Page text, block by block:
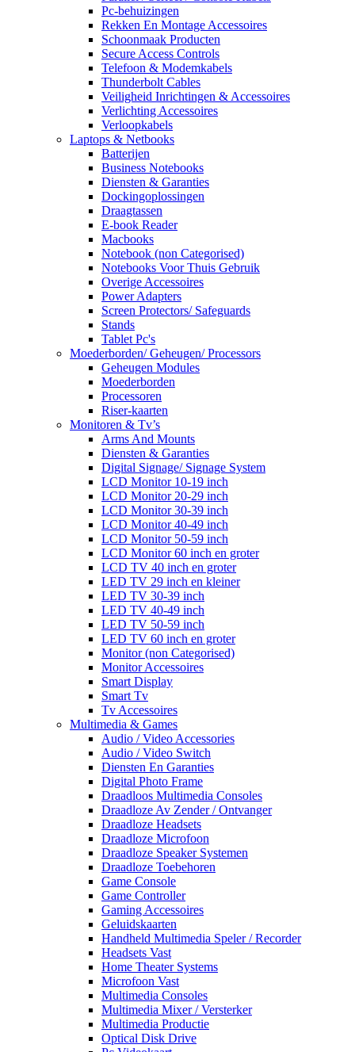
Pc-behuizingen
Rekken En Montage Accessoires
Schoonmaak Producten
Secure Access Controls
Telefoon & Modemkabels
Thunderbolt Cables
Veiligheid Inrichtingen & Accessoires
Verlichting Accessoires
Verloopkabels
Laptops & Netbooks
Batterijen
Business Notebooks
Diensten & Garanties
Dockingoplossingen
Draagtassen
E-book Reader
Macbooks
Notebook (non Categorised)
Notebooks Voor Thuis Gebruik
Overige Accessoires
Power Adapters
Screen Protectors/ Safeguards
Stands
Tablet Pc's
Moederborden/ Geheugen/ Processors
Geheugen Modules
Moederborden
Processoren
Riser-kaarten
Monitoren & Tv’s
Arms And Mounts
Diensten & Garanties
Digital Signage/ Signage System
LCD Monitor 10-19 inch
LCD Monitor 20-29 inch
LCD Monitor 30-39 inch
LCD Monitor 40-49 inch
LCD Monitor 50-59 inch
LCD Monitor 60 inch en groter
LCD TV 40 inch en groter
LED TV 29 inch en kleiner
LED TV 30-39 inch
LED TV 40-49 inch
LED TV 50-59 inch
LED TV 60 inch en groter
Monitor (non Categorised)
Monitor Accessoires
Smart Display
Smart Tv
Tv Accessoires
Multimedia & Games
Audio / Video Accessories
Audio / Video Switch
Diensten En Garanties
Digital Photo Frame
Draadloos Multimedia Consoles
Draadloze Av Zender / Ontvanger
Draadloze Headsets
Draadloze Microfoon
Draadloze Speaker Systemen
Draadloze Toebehoren
Game Console
Game Controller
Gaming Accessoires
Geluidskaarten
Handheld Multimedia Speler / Recorder
Headsets Vast
Home Theater Systems
Microfoon Vast
Multimedia Consoles
Multimedia Mixer / Versterker
Multimedia Productie
Optical Disk Drive